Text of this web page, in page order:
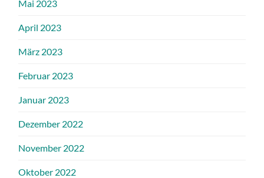
Mai 2023
April 2023
März 2023
Februar 2023
Januar 2023
Dezember 2022
November 2022
Oktober 2022